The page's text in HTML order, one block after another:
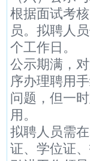
根据面试考
员。拟聘人
个工作日。
公示期满，
序办理聘用
问题，但一
用。
拟聘人员需
证、学位证